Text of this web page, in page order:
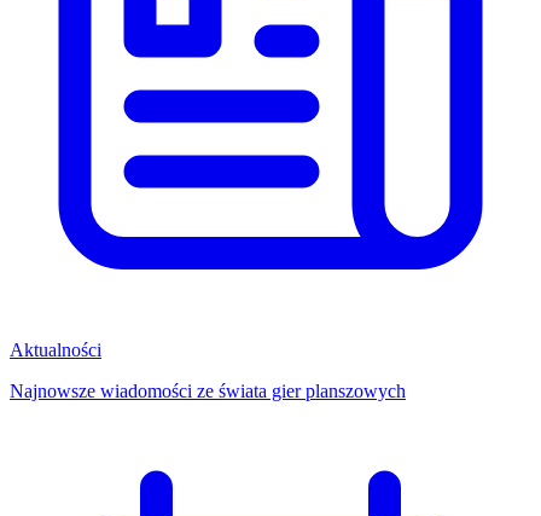
Aktualności
Najnowsze wiadomości ze świata gier planszowych